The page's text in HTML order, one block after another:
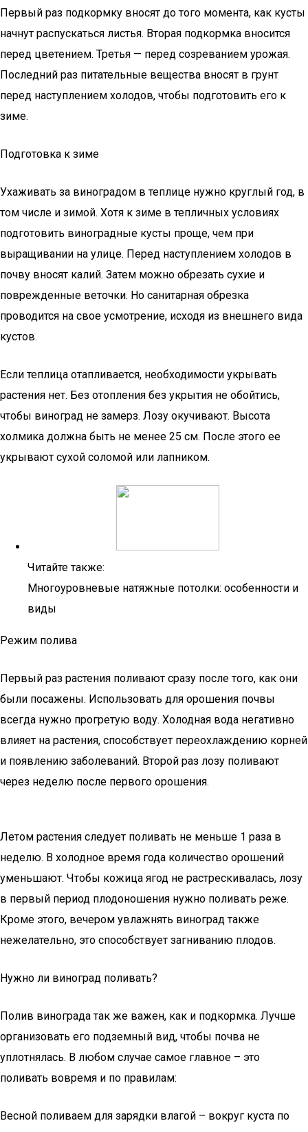
Первый раз подкормку вносят до того момента, как кусты
начнут распускаться листья. Вторая подкормка вносится
перед цветением. Третья — перед созреванием урожая.
Последний раз питательные вещества вносят в грунт
перед наступлением холодов, чтобы подготовить его к
зиме.
Подготовка к зиме
Ухаживать за виноградом в теплице нужно круглый год, в
том числе и зимой. Хотя к зиме в тепличных условиях
подготовить виноградные кусты проще, чем при
выращивании на улице. Перед наступлением холодов в
почву вносят калий. Затем можно обрезать сухие и
поврежденные веточки. Но санитарная обрезка
проводится на свое усмотрение, исходя из внешнего вида
кустов.
Если теплица отапливается, необходимости укрывать
растения нет. Без отопления без укрытия не обойтись,
чтобы виноград не замерз. Лозу окучивают. Высота
холмика должна быть не менее 25 см. После этого ее
укрывают сухой соломой или лапником.
Читайте также:
Многоуровневые натяжные потолки: особенности и
виды
Режим полива
Первый раз растения поливают сразу после того, как они
были посажены. Использовать для орошения почвы
всегда нужно прогретую воду. Холодная вода негативно
влияет на растения, способствует переохлаждению корней
и появлению заболеваний. Второй раз лозу поливают
через неделю после первого орошения.
Летом растения следует поливать не меньше 1 раза в
неделю. В холодное время года количество орошений
уменьшают. Чтобы кожица ягод не растрескивалась, лозу
в первый период плодоношения нужно поливать реже.
Кроме этого, вечером увлажнять виноград также
нежелательно, это способствует загниванию плодов.
Нужно ли виноград поливать?
Полив винограда так же важен, как и подкормка. Лучше
организовать его подземный вид, чтобы почва не
уплотнялась. В любом случае самое главное – это
поливать вовремя и по правилам:
Весной поливаем для зарядки влагой – вокруг куста по